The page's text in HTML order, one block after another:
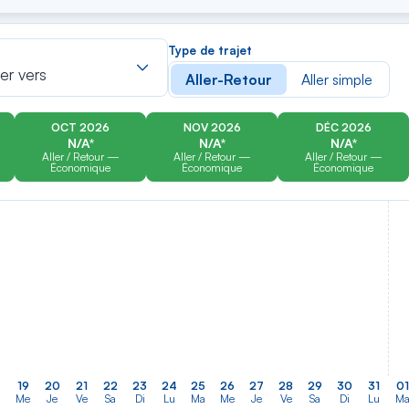
vers
Rechercher
dans
la
liste
Type de trajet
Aller-Retour Aller simple
OCT 2026
N/A*
Aller / Retour —
Économique
NOV 2026
N/A*
Aller / Retour —
Économique
DÉC 2026
N/A*
Aller / Retour —
Économique
19
Me
20
Je
21
Ve
22
Sa
23
Di
24
Lu
25
Ma
26
Me
27
Je
28
Ve
29
Sa
30
Di
31
Lu
01
Ma